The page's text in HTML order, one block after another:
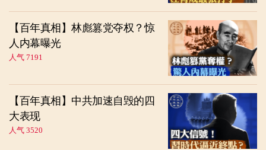
【百年真相】林彪篡党夺权？惊
人内幕曝光
人气 7191
【百年真相】中共加速自毁的四
大表现
人气 3520